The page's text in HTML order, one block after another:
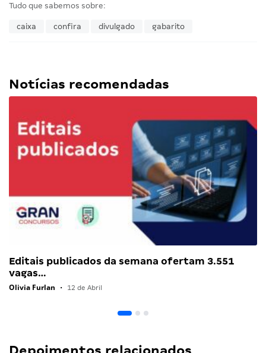
Tudo que sabemos sobre:
caixa confira divulgado gabarito
Notícias recomendadas
Editais publicados da semana ofertam 3.551
vagas…
Olivia Furlan • 12 de Abril